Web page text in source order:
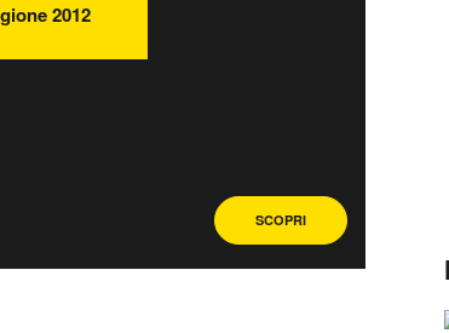
2012
SCOPRI